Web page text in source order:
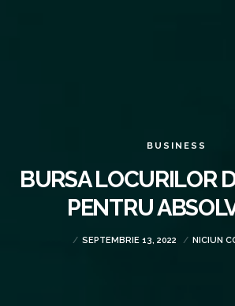
BUSINESS
BURSA LOCURILOR
PENTRU
SEPTEMBRIE 13, 2022 NICIUN